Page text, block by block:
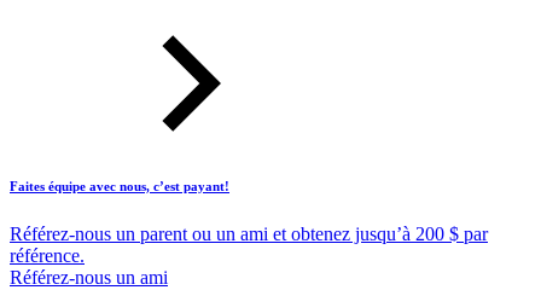
Faites équipe avec nous, c’est payant!
Référez-nous un parent ou un ami et obtenez jusqu’à 200 $ par
référence.
Référez-nous un ami